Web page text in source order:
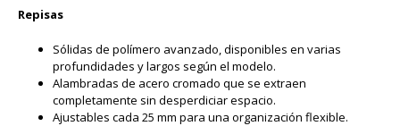
Repisas
Sólidas de polímero avanzado, disponibles en varias
profundidades y largos según el modelo.
Alambradas de acero cromado que se extraen
completamente sin desperdiciar espacio.
Ajustables cada 25 mm para una organización flexible.